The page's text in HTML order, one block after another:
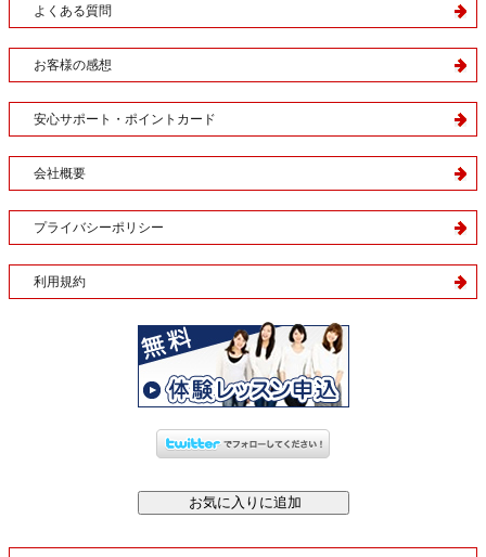
よくある質問
お客様の感想
安心サポート・ポイントカード
会社概要
プライバシーポリシー
利用規約